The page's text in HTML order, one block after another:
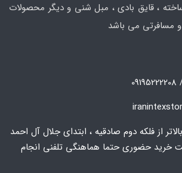
، قایق بادی ، مبل شنی و دیگر محصولات
مسافرتی می باشد
، بالاتر از فلکه دوم صادقیه ، ابتدای جلال آل احمد
۴۶۵ جهت خرید حضوری حتما هماهنگی تلفنی انجام